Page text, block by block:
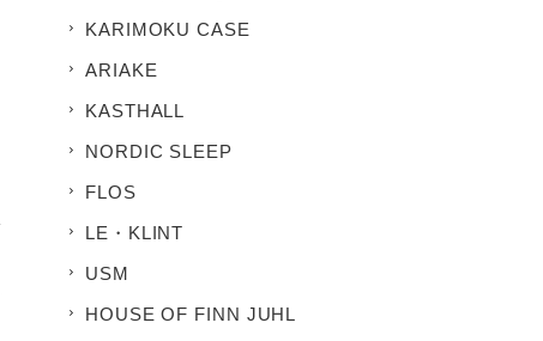
KARIMOKU CASE
ARIAKE
KASTHALL
NORDIC SLEEP
FLOS
LE・KLINT
USM
HOUSE OF FINN JUHL